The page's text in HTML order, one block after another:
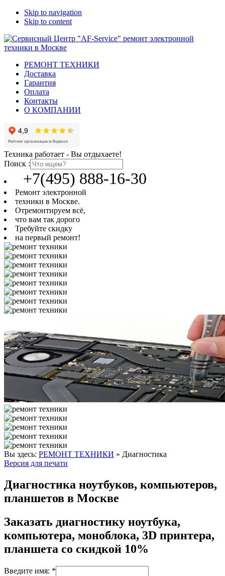
Skip to navigation
Skip to content
РЕМОНТ ТЕХНИКИ
Доставка
Гарантия
Оплата
Контакты
О КОМПАНИИ
Техника работает - Вы отдыхаете!
Поиск :
+7(495) 888-16-30
Ремонт электронной
техники в Москве.
Отремонтируем всё,
что вам так дорого
Требуйте скидку
на первый ремонт!
Вы здесь: РЕМОНТ ТЕХНИКИ » Диагностика
Версия для печати
Диагностика ноутбуков, компьютеров,
планшетов в Москве
Заказать диагностику ноутбука,
компьютера, моноблока, 3D принтера,
планшета со скидкой 10%
Введите имя: *